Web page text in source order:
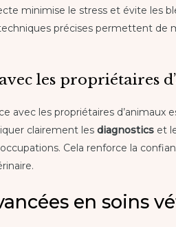
minimise le stress et évite les
précises permettent
les propriétaires
avec les propriétaires d’animaux
clairement les diagnostics et
Cela renforce la
en soins